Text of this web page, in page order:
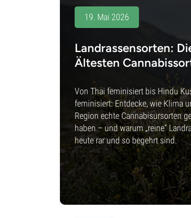
19. Mai 2026
Landrassensorten:
Ältesten
Von Thai feminisiert bis Hindu
feminisiert: Entdecke, wie Klima
Region echte Cannabisursorten
haben – und warum „reine“
heute rar und so begehrt sind.